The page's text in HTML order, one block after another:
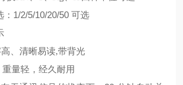
1/2/5/10/20/50 可选
、清晰易读,带背光
量轻，经久耐用